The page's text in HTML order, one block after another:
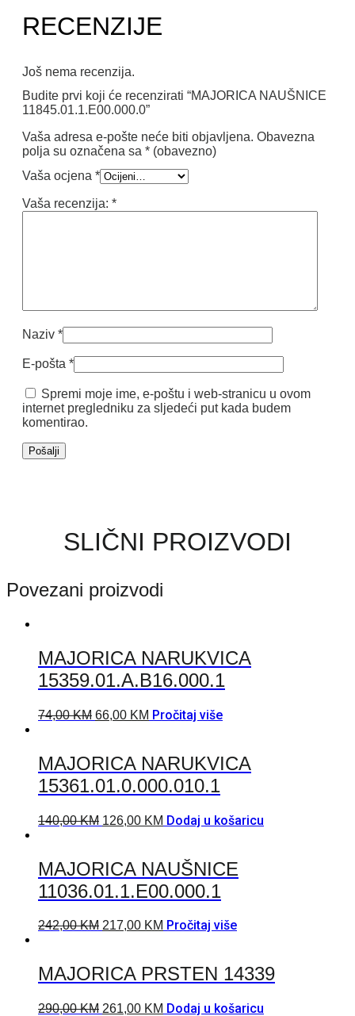
RECENZIJE
Još nema recenzija.
Budite prvi koji će recenzirati “MAJORICA NAUŠNICE
11845.01.1.E00.000.0”
Vaša adresa e-pošte neće biti objavljena. Obavezna
polja su označena sa * (obavezno)
Vaša ocjena *
Vaša recenzija: *
Naziv *
E-pošta *
Spremi moje ime, e-poštu i web-stranicu u ovom
internet pregledniku za sljedeći put kada budem
komentirao.
SLIČNI PROIZVODI
Povezani proizvodi
MAJORICA NARUKVICA
15359.01.A.B16.000.1
74,00KM 66,00 KM Pročitaj više
MAJORICA NARUKVICA
15361.01.0.000.010.1
140,00KM 126,00 KM Dodaj u košaricu
MAJORICA NAUŠNICE
11036.01.1.E00.000.1
242,00KM 217,00 KM Pročitaj više
MAJORICA PRSTEN 14339
290,00KM 261,00 KM Dodaj u košaricu